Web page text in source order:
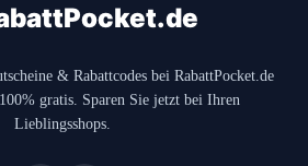
& Rabattcodes bei RabattPocket.de
gratis. Sparen Sie jetzt bei Ihren
Lieblingsshops.